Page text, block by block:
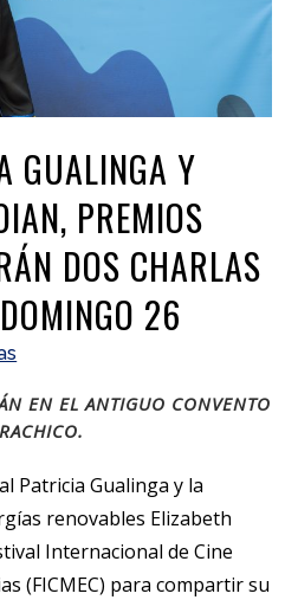
GUALINGA Y
PREMIOS
DOS CHARLAS
26
EN EL ANTIGUO CONVENTO
Patricia Gualinga y la
renovables Elizabeth
Internacional de Cine
(FICMEC) para compartir su